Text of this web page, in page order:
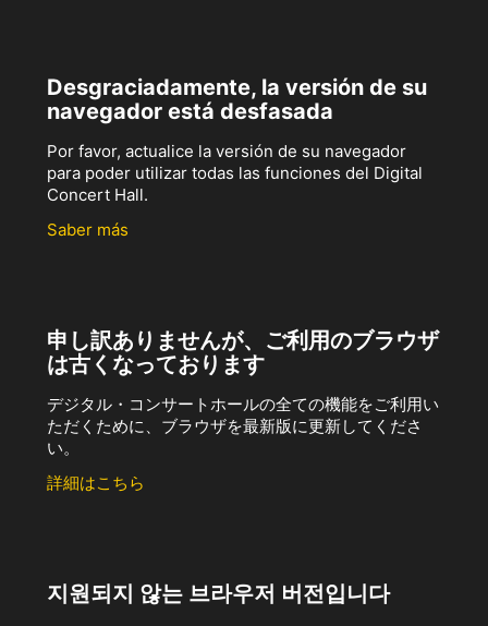
Desgraciadamente, la versión de su
navegador está desfasada
Por favor, actualice la versión de su navegador
para poder utilizar todas las funciones del Digital
Concert Hall.
Saber más
申し訳ありませんが、ご利用のブラウザ
は古くなっております
デジタル・コンサートホールの全ての機能をご利用い
ただくために、ブラウザを最新版に更新してくださ
い。
詳細はこちら
지원되지 않는 브라우저 버전입니다